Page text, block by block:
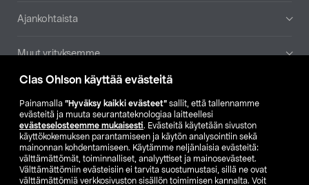
Clas Ohlson käyttää evästeitä
Painamalla ”Hyväksy kaikki evästeet” sallit, että tallennamme
evästeitä ja muuta seurantateknologiaa laitteellesi
evästeselosteemme mukaisesti. Evästeitä käytetään sivuston
käyttökokemuksen parantamiseen ja käytön analysointiin sekä
mainonnan kohdentamiseen. Käytämme neljänlaisia evästeitä:
välttämättömät, toiminnalliset, analyyttiset ja mainosevästeet.
Välttämättömiin evästeisiin ei tarvita suostumustasi, sillä ne ovat
välttämättömiä verkkosivuston sisällön toimimisen kannalta. Voit
Ajankohtaista
Muut yrityksemme
Etsi myymälä
SE NO FI
FI SV